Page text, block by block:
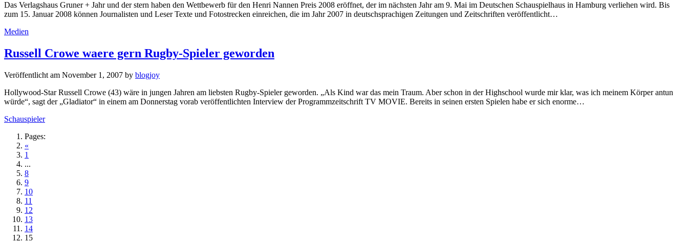
Das Verlagshaus Gruner + Jahr und der stern haben den Wettbewerb für den Henri Nannen Preis 2008 eröffnet, der im nächsten Jahr am 9. Mai im Deutschen Schauspielhaus in Hamburg verliehen wird. Bis
zum 15. Januar 2008 können Journalisten und Leser Texte und Fotostrecken einreichen, die im Jahr 2007 in deutschsprachigen Zeitungen und Zeitschriften veröffentlicht…
Kategorien
Medien
Russell Crowe waere gern Rugby-Spieler geworden
Veröffentlicht am November 1, 2007 by blogjoy
Hollywood-Star Russell Crowe (43) wäre in jungen Jahren am liebsten Rugby-Spieler geworden. „Als Kind war das mein Traum. Aber schon in der Highschool wurde mir klar, was ich meinem Körper antun
würde“, sagt der „Gladiator“ in einem am Donnerstag vorab veröffentlichten Interview der Programmzeitschrift TV MOVIE. Bereits in seinen ersten Spielen habe er sich enorme…
Kategorien
Schauspieler
Pages:
«
1
...
8
9
10
11
12
13
14
15